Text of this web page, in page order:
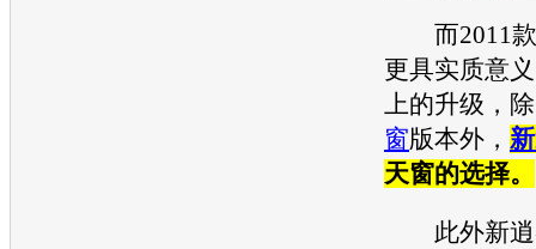
而2011款
更具实质意
上的升级，
窗版本外，
天窗的选择。
此外新